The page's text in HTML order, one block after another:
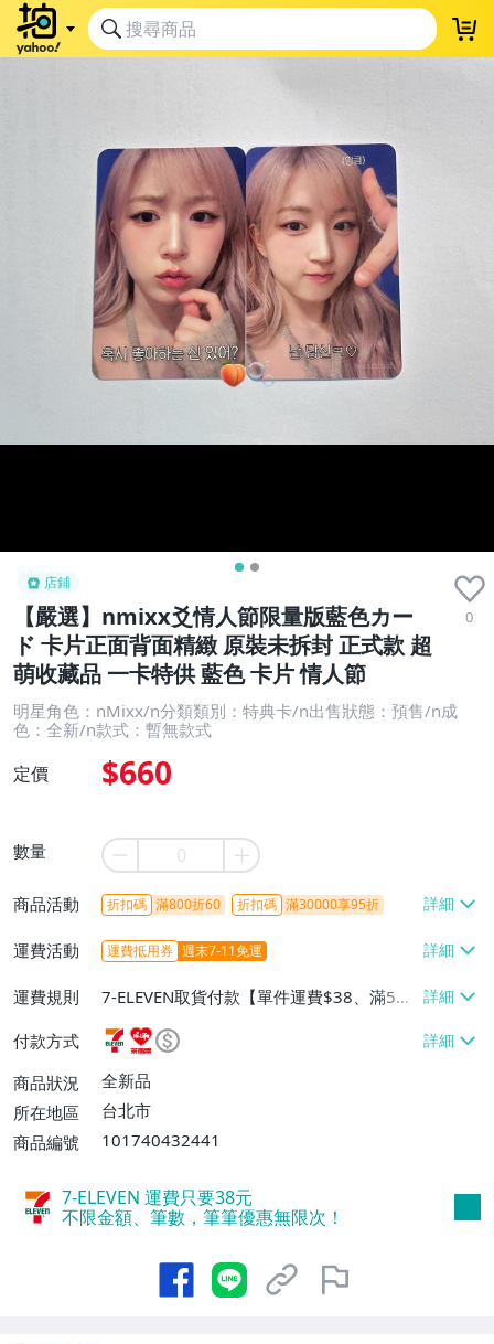
店鋪
【嚴選】nmixx爻情人節限量版藍色カー
ド 卡片正面背面精緻 原裝未拆封 正式款 超
萌收藏品 一卡特供 藍色 卡片 情人節
0
明星角色：nMixx/n分類類別：特典卡/n出售狀態：預售/n成
色：全新/n款式：暫無款式
定價 $660
數量
商品活動 折扣碼 滿800折60 折扣碼 滿30000享95折
運費活動 運費抵用券 週末7-11免運
運費規則
7-ELEVEN取貨付款【單件運費$38、滿5件
或消費滿$1298免運費】、7-ELEVEN取貨
不付款【免運費】、萊爾富取貨付款【單件
運費$60、滿5件或消費滿$1298免運
費】、宅配/貨運【單件運費$120、滿5件
付款方式
商品狀況
全新品
所在地區
台北市
商品編號
101740432441
7-ELEVEN 運費只要38元
不限金額、筆數，筆筆優惠無限次！